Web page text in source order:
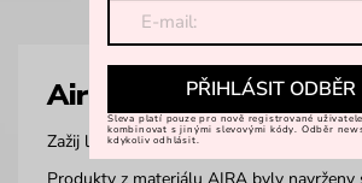
Aira
Zažij lehkost na vlastní kůži.
PŘIHLÁSIT ODBĚR
Sleva platí pouze pro nově registrované
kombinovat s jinými slevovými kódy. Odběr
kdykoliv odhlásit.